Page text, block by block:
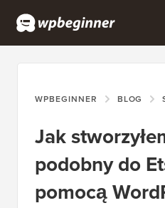
WPBEGINNER BLOG
Jak
podobny do
pomocą